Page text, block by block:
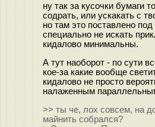
ну так за кусочки бумаги
содрать, или ускакать с
но там это поставлено
специально не искать
кидалово минимальны.
А тут наоборот - по сути
кое-за какие вообще
кидалово не просто
налаженным
>> ты че, лох совсем, на
майнить собрался?